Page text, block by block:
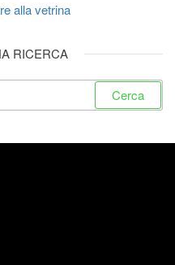
alla vetrina
RICERCA